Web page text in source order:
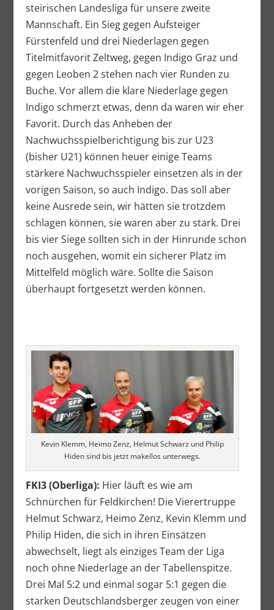
steirischen Landesliga für unsere zweite
Mannschaft. Ein Sieg gegen Aufsteiger
Fürstenfeld und drei Niederlagen gegen
Titelmitfavorit Zeltweg, gegen Indigo Graz und
gegen Leoben 2 stehen nach vier Runden zu
Buche. Vor allem die klare Niederlage gegen
Indigo schmerzt etwas, denn da waren wir eher
Favorit. Durch das Anheben der
Nachwuchsspielberichtigung bis zur U23
(bisher U21) können heuer einige Teams
stärkere Nachwuchsspieler einsetzen als in der
vorigen Saison, so auch Indigo. Das soll aber
keine Ausrede sein, wir hätten sie trotzdem
schlagen können, sie waren aber zu stark. Drei
bis vier Siege sollten sich in der Hinrunde schon
noch ausgehen, womit ein sicherer Platz im
Mittelfeld möglich wäre. Sollte die Saison
überhaupt fortgesetzt werden können.
Kevin Klemm, Heimo Zenz, Helmut Schwarz und Philip
Hiden sind bis jetzt makellos unterwegs.
FKI3 (Oberliga): Hier läuft es wie am
Schnürchen für Feldkirchen! Die Vierertruppe
Helmut Schwarz, Heimo Zenz, Kevin Klemm und
Philip Hiden, die sich in ihren Einsätzen
abwechselt, liegt als einziges Team der Liga
noch ohne Niederlage an der Tabellenspitze.
Drei Mal 5:2 und einmal sogar 5:1 gegen die
starken Deutschlandsberger zeugen von einer